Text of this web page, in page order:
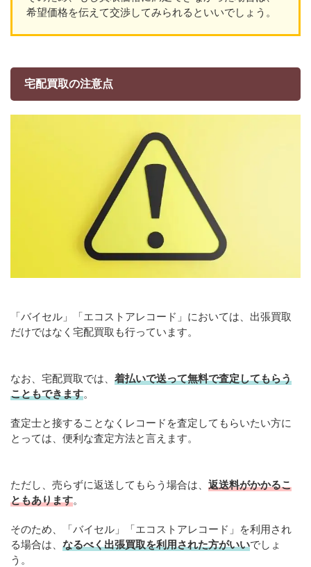
希望価格を伝えて交渉してみられるといいでしょう。
宅配買取の注意点
「バイセル」「エコストアレコード」においては、出張買取
だけではなく宅配買取も行っています。
なお、宅配買取では、 着払いで送って無料で査定してもらう
こともできます。
査定士と接することなくレコードを査定してもらいたい方に
とっては、便利な査定方法と言えます。
ただし、売らずに返送してもらう場合は、 返送料がかかるこ
ともあります。
そのため、「バイセル」「エコストアレコード」を利用され
る場合は、 なるべく出張買取を利用された方がいいでしょ
う。